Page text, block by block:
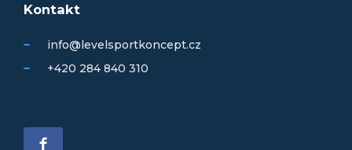
Kontakt
info@levelsportkoncept.cz
+420 284 840 310